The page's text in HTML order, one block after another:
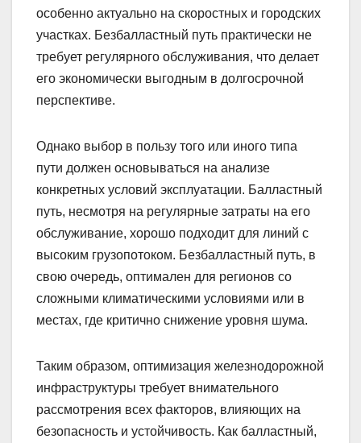
особенно актуально на скоростных и городских
участках. Безбалластный путь практически не
требует регулярного обслуживания, что делает
его экономически выгодным в долгосрочной
перспективе.
Однако выбор в пользу того или иного типа
пути должен основываться на анализе
конкретных условий эксплуатации. Балластный
путь, несмотря на регулярные затраты на его
обслуживание, хорошо подходит для линий с
высоким грузопотоком. Безбалластный путь, в
свою очередь, оптимален для регионов со
сложными климатическими условиями или в
местах, где критично снижение уровня шума.
Таким образом, оптимизация железнодорожной
инфраструктуры требует внимательного
рассмотрения всех факторов, влияющих на
безопасность и устойчивость. Как балластный,